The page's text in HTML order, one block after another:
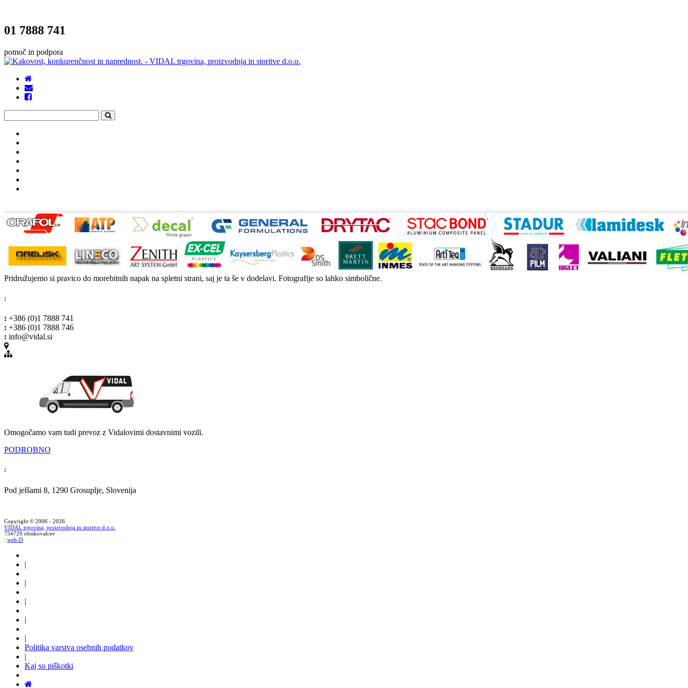
01 7888 741
pomoč in podpora
Pridružujemo si pravico do morebitnih napak na spletni strani, saj je ta še v dodelavi. Fotografije so lahko simbolične.
:
: +386 (0)1 7888 741
: +386 (0)1 7888 746
: info@vidal.si
Omogočamo vam tudi prevoz z Vidalovimi dostavnimi vozili.
PODROBNO
:
Pod jelšami 8, 1290 Grosuplje, Slovenija
Copyright © 2006 - 2026
VIDAL trgovina, proizvodnja in storitve d.o.o.
754729 obiskovalcev
: web-D
|
|
|
|
|
Politika varstva osebnih podatkov
|
Kaj so piškotki